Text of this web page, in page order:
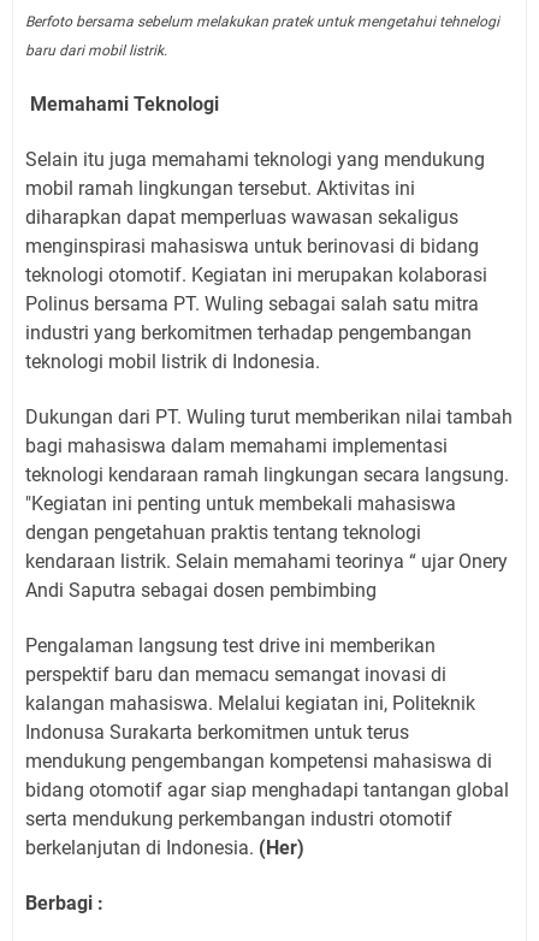
Berfoto bersama sebelum melakukan pratek untuk mengetahui tehnelogi
baru dari mobil listrik.
Memahami Teknologi
Selain itu juga memahami teknologi yang mendukung
mobil ramah lingkungan tersebut. Aktivitas ini
diharapkan dapat memperluas wawasan sekaligus
menginspirasi mahasiswa untuk berinovasi di bidang
teknologi otomotif. Kegiatan ini merupakan kolaborasi
Polinus bersama PT. Wuling sebagai salah satu mitra
industri yang berkomitmen terhadap pengembangan
teknologi mobil listrik di Indonesia.
Dukungan dari PT. Wuling turut memberikan nilai tambah
bagi mahasiswa dalam memahami implementasi
teknologi kendaraan ramah lingkungan secara langsung.
"Kegiatan ini penting untuk membekali mahasiswa
dengan pengetahuan praktis tentang teknologi
kendaraan listrik. Selain memahami teorinya “ ujar Onery
Andi Saputra sebagai dosen pembimbing
Pengalaman langsung test drive ini memberikan
perspektif baru dan memacu semangat inovasi di
kalangan mahasiswa. Melalui kegiatan ini, Politeknik
Indonusa Surakarta berkomitmen untuk terus
mendukung pengembangan kompetensi mahasiswa di
bidang otomotif agar siap menghadapi tantangan global
serta mendukung perkembangan industri otomotif
berkelanjutan di Indonesia. (Her)
Berbagi :